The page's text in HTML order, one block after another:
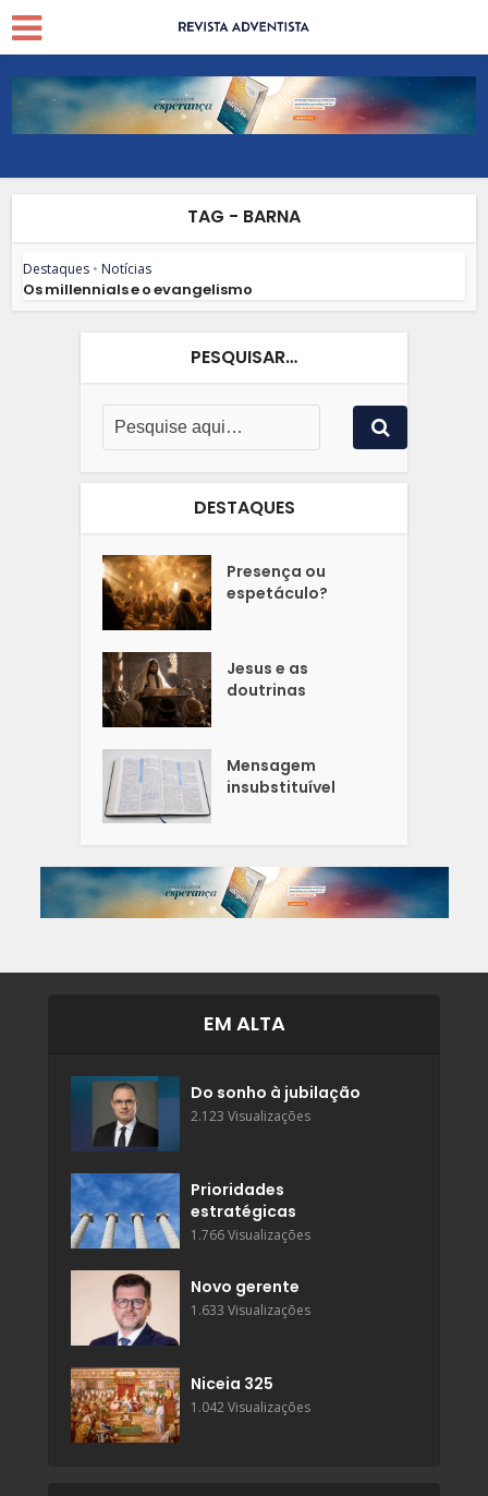
TAG - BARNA
Destaques • Notícias
Os millennials e o evangelismo
PESQUISAR…
DESTAQUES
Presença ou
espetáculo?
Jesus e as
doutrinas
Mensagem
insubstituível
EM ALTA
Do sonho à jubilação
2.123 Visualizações
Prioridades
estratégicas
1.766 Visualizações
Novo gerente
1.633 Visualizações
Niceia 325
1.042 Visualizações